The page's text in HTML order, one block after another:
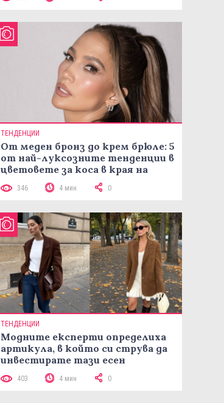
ТЕНДЕНЦИИ
От меден бронз до крем брюле: 5
от най-луксозните тенденции в
цветовете за коса в края на
346 4 мин 0
ТЕНДЕНЦИИ
Модните експерти определиха
артикула, в който си струва да
инвестирате тази есен
403 4 мин 0